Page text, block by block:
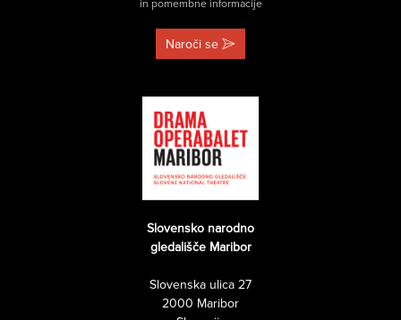
in pomembne informacije
Naroči se
Slovensko narodno
gledališče Maribor
Slovenska ulica 27
2000 Maribor